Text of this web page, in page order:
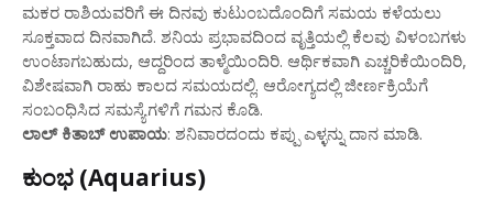
ಮಕರ ರಾಶಿಯವರಿಗೆ ಈ ದಿನವು ಕುಟುಂಬದೊಂದಿಗೆ ಸಮಯ ಕಳೆಯಲು
ಸೂಕ್ತವಾದ ದಿನವಾಗಿದೆ. ಶನಿಯ ಪ್ರಭಾವದಿಂದ ವೃತ್ತಿಯಲ್ಲಿ ಕೆಲವು ವಿಳಂಬಗಳು
ಉಂಟಾಗಬಹುದು, ಆದ್ದರಿಂದ ತಾಳ್ಮೆಯಿಂದಿರಿ. ಆರ್ಥಿಕವಾಗಿ ಎಚ್ಚರಿಕೆಯಿಂದಿರಿ,
ವಿಶೇಷವಾಗಿ ರಾಹು ಕಾಲದ ಸಮಯದಲ್ಲಿ. ಆರೋಗ್ಯದಲ್ಲಿ ಜೀರ್ಣಕ್ರಿಯೆಗೆ
ಸಂಬಂಧಿಸಿದ ಸಮಸ್ಯೆಗಳಿಗೆ ಗಮನ ಕೊಡಿ.
ಲಾಲ್ ಕಿತಾಬ್ ಉಪಾಯ: ಶನಿವಾರದಂದು ಕಪ್ಪು ಎಳ್ಳನ್ನು ದಾನ ಮಾಡಿ.
ಕುಂಭ (Aquarius)